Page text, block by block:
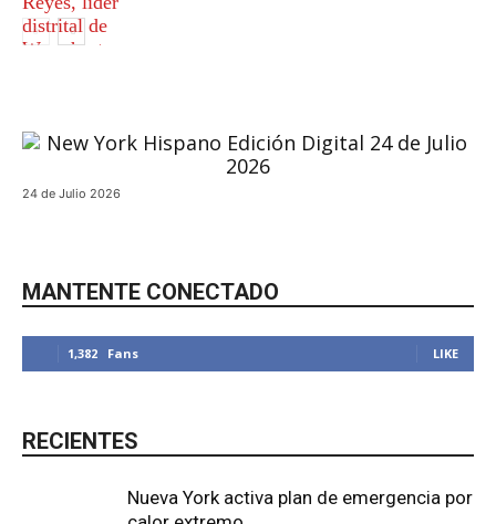
Local
24 de Julio 2026
MANTENTE CONECTADO
1,382 Fans LIKE
RECIENTES
Nueva York activa plan de emergencia por